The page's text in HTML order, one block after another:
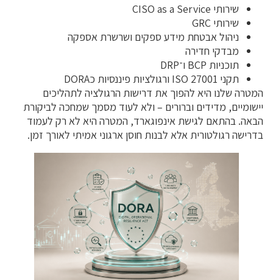
שירותי CISO as a Service
שירותי GRC
ניהול אבטחת מידע ספקים ושרשרת אספקה
מבדקי חדירה
תוכניות BCP ו־DRP
תקני ISO 27001 ורגולציות פיננסיות כDORA
המטרה שלנו היא להפוך את דרישות הרגולציה לתהליכים
יישומיים, מדידים וברורים – ולא לעוד מסמך שמחכה לביקורת
הבאה. בהתאם לגישת אינפוגארד, המטרה היא לא רק לעמוד
בדרישה רגולטורית אלא לבנות חוסן ארגוני אמיתי לאורך זמן.